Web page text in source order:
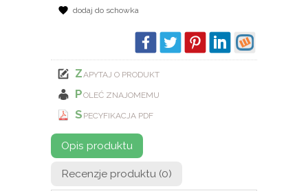
dodaj do schowka
Z APYTAJ O PRODUKT
POLEĆ ZNAJOMEMU
S PECYFIKACJA PDF
Opis produktu
Recenzje produktu (0)